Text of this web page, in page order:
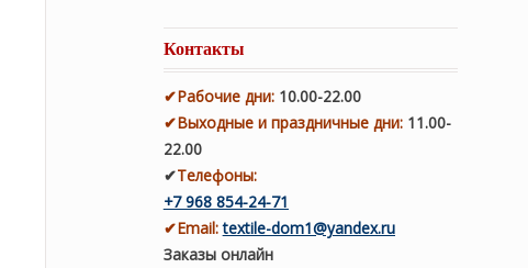
Контакты
✔Рабочие дни: 10.00-22.00
✔Выходные и праздничные дни:11.00-
22.00
✔Телефоны:
+7 968 854-24-71
✔Email: textile-dom1@yandex.ru
Заказы онлайн